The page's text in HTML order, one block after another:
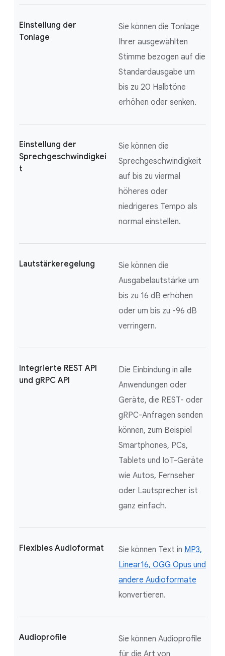
Einstellung der
Tonlage
Sie können die Tonlage
Ihrer ausgewählten
Stimme bezogen auf die
Standardausgabe um
bis zu 20 Halbtöne
erhöhen oder senken.
Einstellung der
Sprechgeschwindigkei
t
Sie können die
Sprechgeschwindigkeit
auf bis zu viermal
höheres oder
niedrigeres Tempo als
normal einstellen.
Lautstärkeregelung
Sie können die
Ausgabelautstärke um
bis zu 16 dB erhöhen
oder um bis zu -96 dB
verringern.
Integrierte REST API
und gRPC API
Die Einbindung in alle
Anwendungen oder
Geräte, die REST- oder
gRPC-Anfragen senden
können, zum Beispiel
Smartphones, PCs,
Tablets und IoT-Geräte
wie Autos, Fernseher
oder Lautsprecher ist
ganz einfach.
Flexibles Audioformat Sie können Text in MP3,
Linear16, OGG Opus und
andere Audioformate
konvertieren.
Audioprofile
Sie können Audioprofile
für die Art von